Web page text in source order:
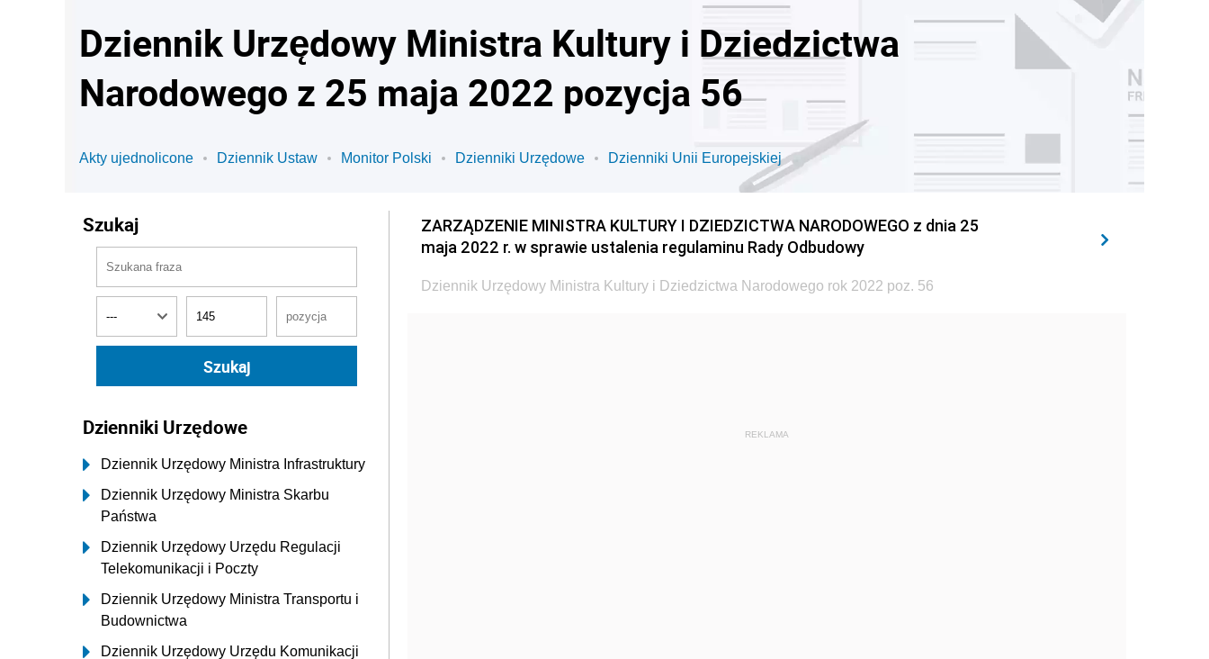
Dziennik Urzędowy Ministra Kultury i Dziedzictwa
Narodowego z 25 maja 2022 pozycja 56
Akty ujednolicone Dziennik Ustaw Monitor Polski Dzienniki Urzędowe Dzienniki Unii Europejskiej
Szukaj
Dzienniki Urzędowe
Dziennik Urzędowy Ministra Infrastruktury
Dziennik Urzędowy Ministra Skarbu
Państwa
Dziennik Urzędowy Urzędu Regulacji
Telekomunikacji i Poczty
Dziennik Urzędowy Ministra Transportu i
Budownictwa
Dziennik Urzędowy Urzędu Komunikacji
ZARZĄDZENIE MINISTRA KULTURY I DZIEDZICTWA NARODOWEGO z dnia 25
maja 2022 r. w sprawie ustalenia regulaminu Rady Odbudowy
Dziennik Urzędowy Ministra Kultury i Dziedzictwa Narodowego rok 2022 poz. 56
REKLAMA